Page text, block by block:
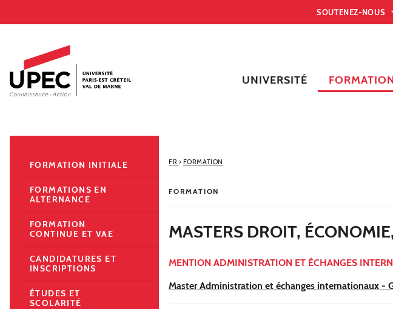
Accès directs
Recherche
Navigation secondaire
SOUTENEZ-NOUS
UNIVERSITÉ
FR › FORMATION
FORMATION
MASTERS DROIT,
MENTION ADMINISTRATION ET ÉCHANGES
Master Administration et échanges internationaux -
FORMATION INITIALE
FORMATIONS EN
ALTERNANCE
FORMATION
CONTINUE ET VAE
CANDIDATURES ET
INSCRIPTIONS
ÉTUDES ET
SCOLARITÉ